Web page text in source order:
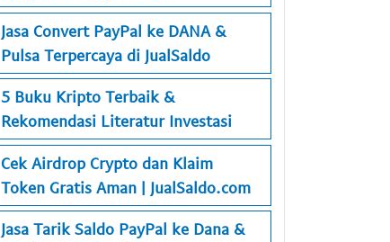
Jasa Convert PayPal ke DANA &
Pulsa Terpercaya di JualSaldo
5 Buku Kripto Terbaik &
Rekomendasi Literatur Investasi
Cek Airdrop Crypto dan Klaim
Token Gratis Aman | JualSaldo.com
Jasa Tarik Saldo PayPal ke Dana &